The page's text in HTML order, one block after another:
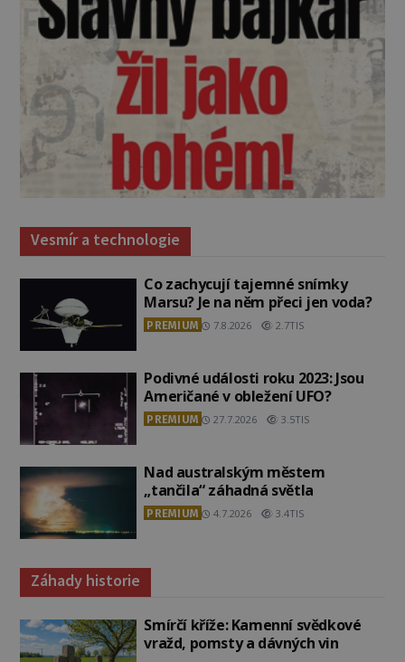
Vesmír a technologie
Co zachycují tajemné snímky
Marsu? Je na něm přeci jen voda?
PREMIUM 7.8.2026 2.7TIS
Podivné události roku 2023: Jsou
Američané v obležení UFO?
PREMIUM 27.7.2026 3.5TIS
Nad australským městem
„tančila“ záhadná světla
PREMIUM 4.7.2026 3.4TIS
Záhady historie
Smírčí kříže: Kamenní svědkové
vražd, pomsty a dávných vin